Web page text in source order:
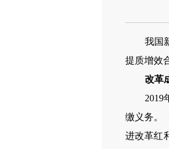
我国
提质增效
改革
2019年
缴义务。
进改革红